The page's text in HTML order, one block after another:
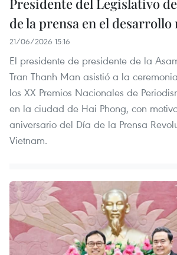
Presidente del Legislativo
de la prensa en el desarrollo
21/06/2026 15:16
El presidente de presidente de la
Tran Thanh Man asistió a la
los XX Premios Nacionales de
en la ciudad de Hai Phong, con motivo
aniversario del Día de la Prensa
Vietnam.